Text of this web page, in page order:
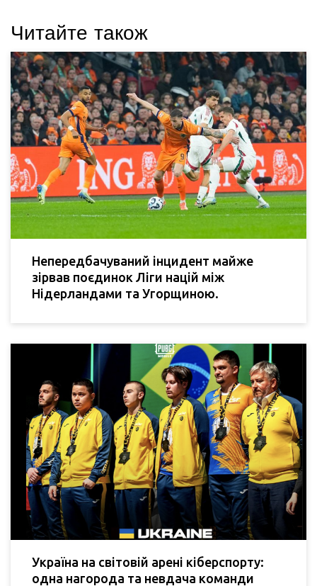
Читайте також
Непередбачуваний інцидент майже
зірвав поєдинок Ліги націй між
Нідерландами та Угорщиною.
Україна на світовій арені кіберспорту:
одна нагорода та невдача команди